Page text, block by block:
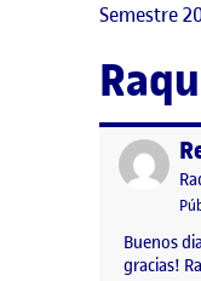
Semestre
Publicado
Buenos
gracias!